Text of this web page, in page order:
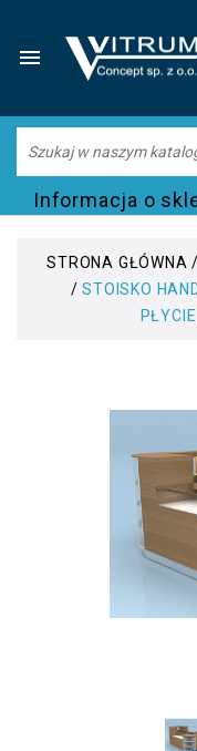

Informacja o
STRONA GŁÓWNA
STOISKO